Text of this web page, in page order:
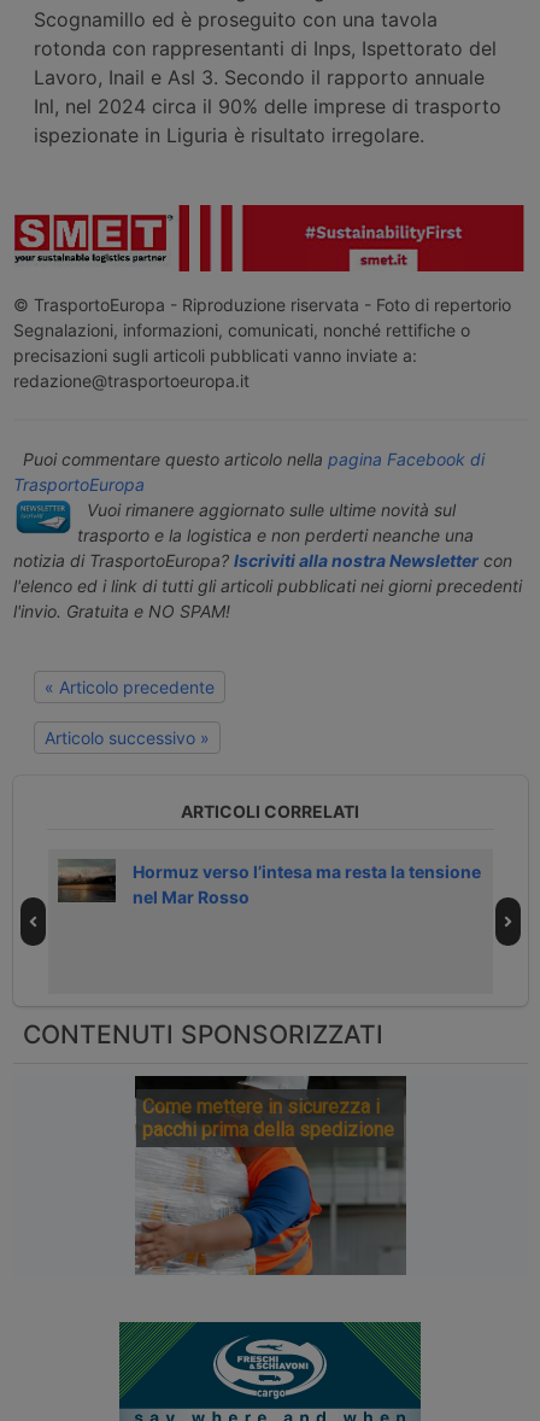
Scognamillo ed è proseguito con una tavola
rotonda con rappresentanti di Inps, Ispettorato del
Lavoro, Inail e Asl 3. Secondo il rapporto annuale
Inl, nel 2024 circa il 90% delle imprese di trasporto
ispezionate in Liguria è risultato irregolare.
© TrasportoEuropa - Riproduzione riservata - Foto di repertorio
Segnalazioni, informazioni, comunicati, nonché rettifiche o
precisazioni sugli articoli pubblicati vanno inviate a:
redazione@trasportoeuropa.it
Puoi commentare questo articolo nella pagina Facebook di
TrasportoEuropa
Vuoi rimanere aggiornato sulle ultime novità sul
trasporto e la logistica e non perderti neanche una
notizia di TrasportoEuropa? Iscriviti alla nostra Newslettercon
l'elenco ed i link di tutti gli articoli pubblicati nei giorni precedenti
l'invio. Gratuita e NO SPAM!
« Articolo precedente
Articolo successivo »
ARTICOLI CORRELATI
Hormuz verso l’intesa ma resta la tensione
nel Mar Rosso
CONTENUTI SPONSORIZZATI
Come mettere in sicurezza i
pacchi prima della spedizione